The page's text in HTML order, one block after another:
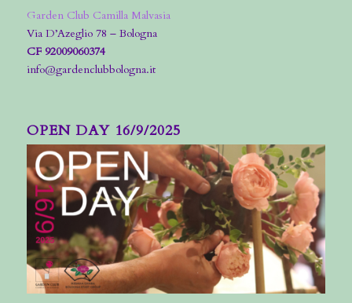
Garden Club Camilla Malvasia
Via D’Azeglio 78 – Bologna
CF 92009060374
info@gardenclubbologna.it
OPEN DAY 16/9/2025